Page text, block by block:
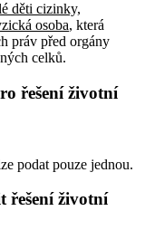
děti cizinky,
osoba, která
práv před orgány
celků.
řešení životní
podat pouze jednou.
řešení životní